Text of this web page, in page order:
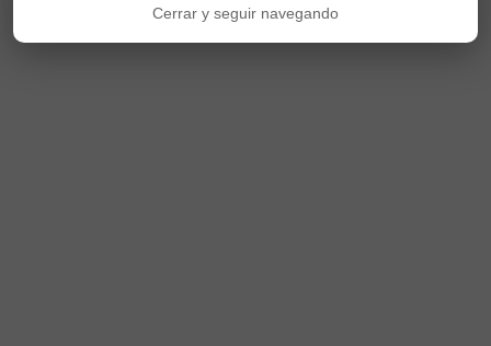
Cerrar y seguir navegando